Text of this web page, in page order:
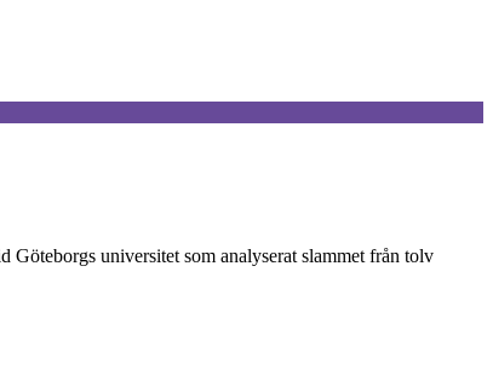
universitet som analyserat slammet från tolv